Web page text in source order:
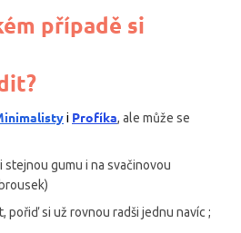
případě si
i Profíka, ale může se
stejnou gumu i na svačinovou
pořiď si už rovnou radši jednu navíc ;